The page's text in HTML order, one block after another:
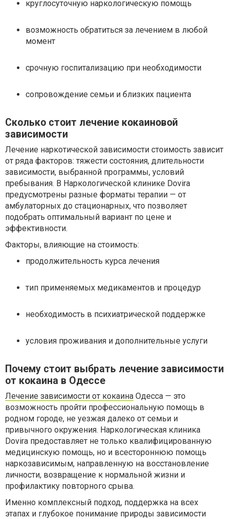
круглосуточную наркологическую помощь
возможность обратиться за лечением в любой
момент
срочную госпитализацию при необходимости
сопровождение семьи и близких пациента
Сколько стоит лечение кокаиновой
зависимости
Лечение наркотической зависимости стоимость зависит
от ряда факторов: тяжести состояния, длительности
зависимости, выбранной программы, условий
пребывания. В Наркологической клинике Dovira
предусмотрены разные форматы терапии — от
амбулаторных до стационарных, что позволяет
подобрать оптимальный вариант по цене и
эффективности.
Факторы, влияющие на стоимость:
продолжительность курса лечения
тип применяемых медикаментов и процедур
необходимость в психиатрической поддержке
условия проживания и дополнительные услуги
Почему стоит выбрать лечение зависимости
от кокаина в Одессе
Лечение зависимости от кокаина Одесса — это
возможность пройти профессиональную помощь в
родном городе, не уезжая далеко от семьи и
привычного окружения. Наркологическая клиника
Dovira предоставляет не только квалифицированную
медицинскую помощь, но и всестороннюю помощь
наркозависимым, направленную на восстановление
личности, возвращение к нормальной жизни и
профилактику повторного срыва.
Именно комплексный подход, поддержка на всех
этапах и глубокое понимание природы зависимости